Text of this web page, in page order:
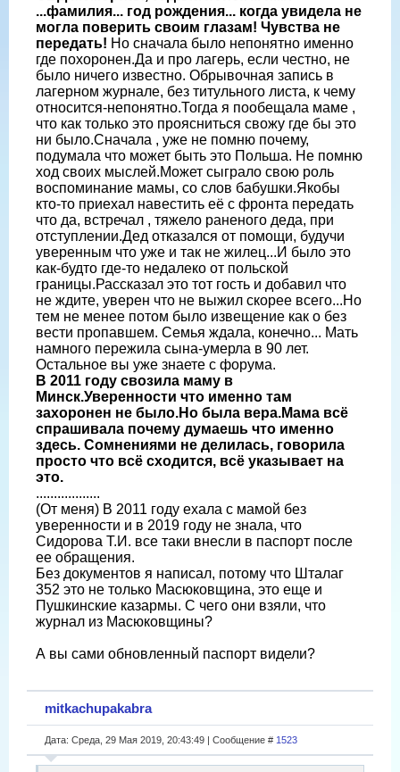
...фамилия... год рождения... когда увидела не
могла поверить своим глазам! Чувства не
передать! Но сначала было непонятно именно
где похоронен.Да и про лагерь, если честно, не
было ничего известно. Обрывочная запись в
лагерном журнале, без титульного листа, к чему
относится-непонятно.Тогда я пообещала маме ,
что как только это проясниться свожу где бы это
ни было.Сначала , уже не помню почему,
подумала что может быть это Польша. Не помню
ход своих мыслей.Может сыграло свою роль
воспоминание мамы, со слов бабушки.Якобы
кто-то приехал навестить её с фронта передать
что да, встречал , тяжело раненого деда, при
отступлении.Дед отказался от помощи, будучи
уверенным что уже и так не жилец...И было это
как-будто где-то недалеко от польской
границы.Рассказал это тот гость и добавил что
не ждите, уверен что не выжил скорее всего...Но
тем не менее потом было извещение как о без
вести пропавшем. Семья ждала, конечно... Мать
намного пережила сына-умерла в 90 лет.
Остальное вы уже знаете с форума.
В 2011 году свозила маму в
Минск.Уверенности что именно там
захоронен не было.Но была вера.Мама всё
спрашивала почему думаешь что именно
здесь. Сомнениями не делилась, говорила
просто что всё сходится, всё указывает на
это.
..................
(От меня) В 2011 году ехала с мамой без
уверенности и в 2019 году не знала, что
Сидорова Т.И. все таки внесли в паспорт после
ее обращения.
Без документов я написал, потому что Шталаг
352 это не только Масюковщина, это еще и
Пушкинские казармы. С чего они взяли, что
журнал из Масюковщины?
А вы сами обновленный паспорт видели?
mitkachupakabra
Дата: Среда, 29 Мая 2019, 20:43:49 | Сообщение # 1523